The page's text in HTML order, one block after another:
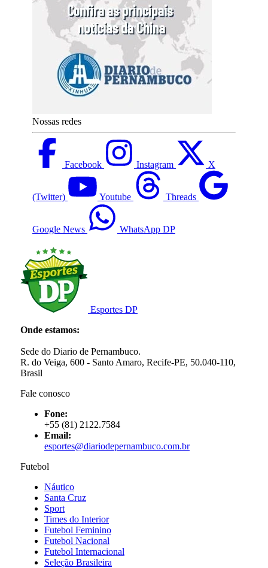
Nossas redes
Facebook Instagram X
(Twitter) Youtube Threads
Google News WhatsApp DP
Esportes DP
Onde estamos:
Sede do Diario de Pernambuco.
R. do Veiga, 600 - Santo Amaro, Recife-PE, 50.040-110,
Brasil
Fale conosco
Fone:
+55 (81) 2122.7584
Email:
esportes@diariodepernambuco.com.br
Futebol
Náutico
Santa Cruz
Sport
Times do Interior
Futebol Feminino
Futebol Nacional
Futebol Internacional
Seleção Brasileira